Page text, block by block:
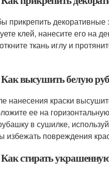
прикрепить декоративные
клей, нанесите его на
ткань иглу и
высушить белую
нанесения краски
ее на
в сушилке,
избежать повреждения
стирать